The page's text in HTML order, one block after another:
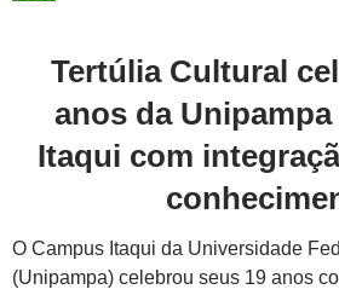
Tertúlia Cultural
anos da
Itaqui com
O Campus Itaqui da Universidade
(Unipampa) celebrou seus 19 anos